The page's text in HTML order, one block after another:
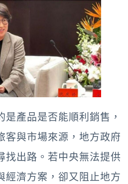
產品是否能順利銷售，
客與市場來源，地方政府
找出路。若中央無法提供
經濟方案，卻又阻止地方